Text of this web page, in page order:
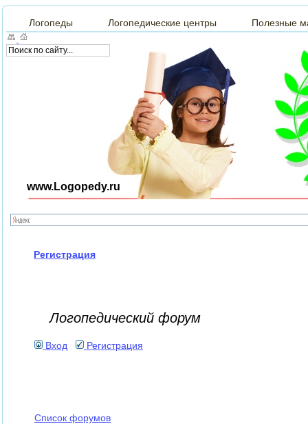
Логопеды Логопедические центры Полезные
www.Logopedy.ru
Регистрация
Логопедический форум
Вход Регистрация
Список форумов